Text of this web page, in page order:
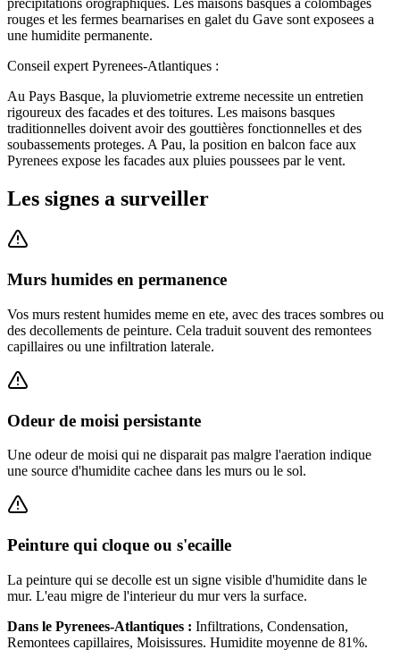
rouges et les fermes bearnarises en galet du Gave sont exposees a
une humidite permanente.
Conseil expert Pyrenees-Atlantiques :
Au Pays Basque, la pluviometrie extreme necessite un entretien
rigoureux des facades et des toitures. Les maisons basques
traditionnelles doivent avoir des gouttières fonctionnelles et des
soubassements proteges. A Pau, la position en balcon face aux
Pyrenees expose les facades aux pluies poussees par le vent.
Les signes a surveiller
Murs humides en permanence
Vos murs restent humides meme en ete, avec des traces sombres ou
des decollements de peinture. Cela traduit souvent des remontees
capillaires ou une infiltration laterale.
Odeur de moisi persistante
Une odeur de moisi qui ne disparait pas malgre l'aeration indique
une source d'humidite cachee dans les murs ou le sol.
Peinture qui cloque ou s'ecaille
La peinture qui se decolle est un signe visible d'humidite dans le
mur. L'eau migre de l'interieur du mur vers la surface.
Dans le Pyrenees-Atlantiques : Infiltrations, Condensation,
Remontees capillaires, Moisissures. Humidite moyenne de 81%.